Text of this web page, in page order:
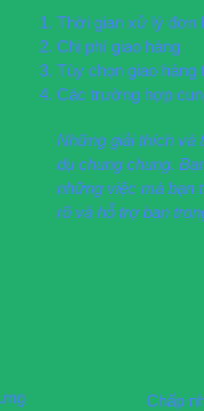
Thời gian xử lý đơn
Chi phí giao hàng
Tùy chọn giao
Các trường hợp
Những giải thích và
dụ chung chung.
những việc mà bạn
rõ và hỗ trợ bạn
Chấp